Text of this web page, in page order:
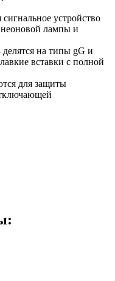
устройство
неоновой лампы и
на типы gG и
вставки с полной
для защиты